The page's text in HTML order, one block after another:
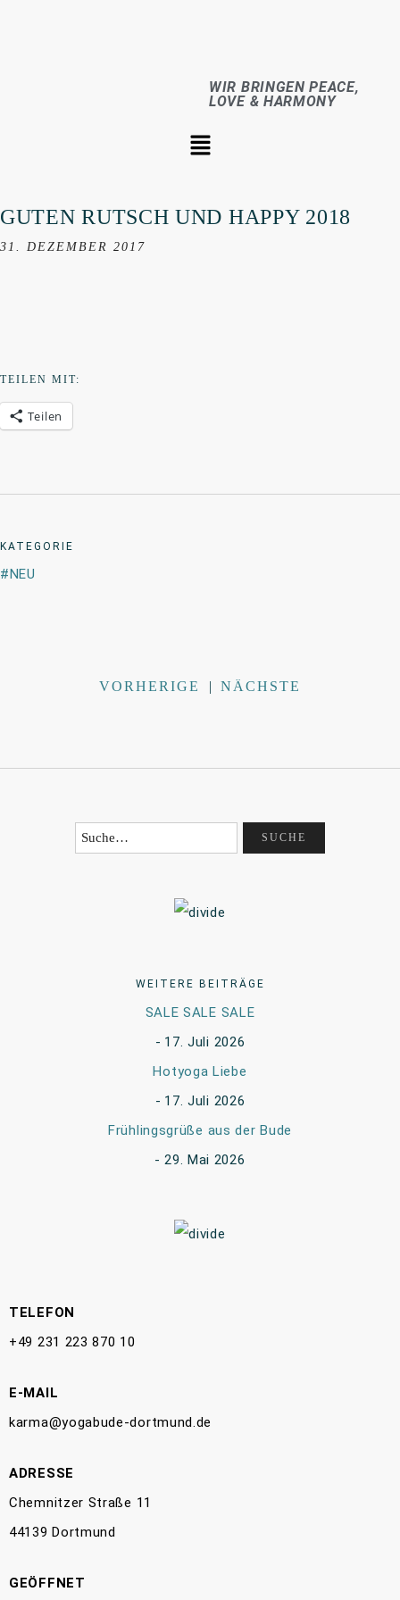
WIR BRINGEN PEACE,
LOVE & HARMONY
GUTEN RUTSCH UND HAPPY 2018
31. DEZEMBER 2017
TEILEN MIT:
Teilen
KATEGORIE
NEU
VORHERIGE | NÄCHSTE
WEITERE BEITRÄGE
SALE SALE SALE
17. Juli 2026
Hotyoga Liebe
17. Juli 2026
Frühlingsgrüße aus der Bude
29. Mai 2026
TELEFON
+49 231 223 870 10
E-MAIL
karma@yogabude-dortmund.de
ADRESSE
Chemnitzer Straße 11
44139 Dortmund
GEÖFFNET